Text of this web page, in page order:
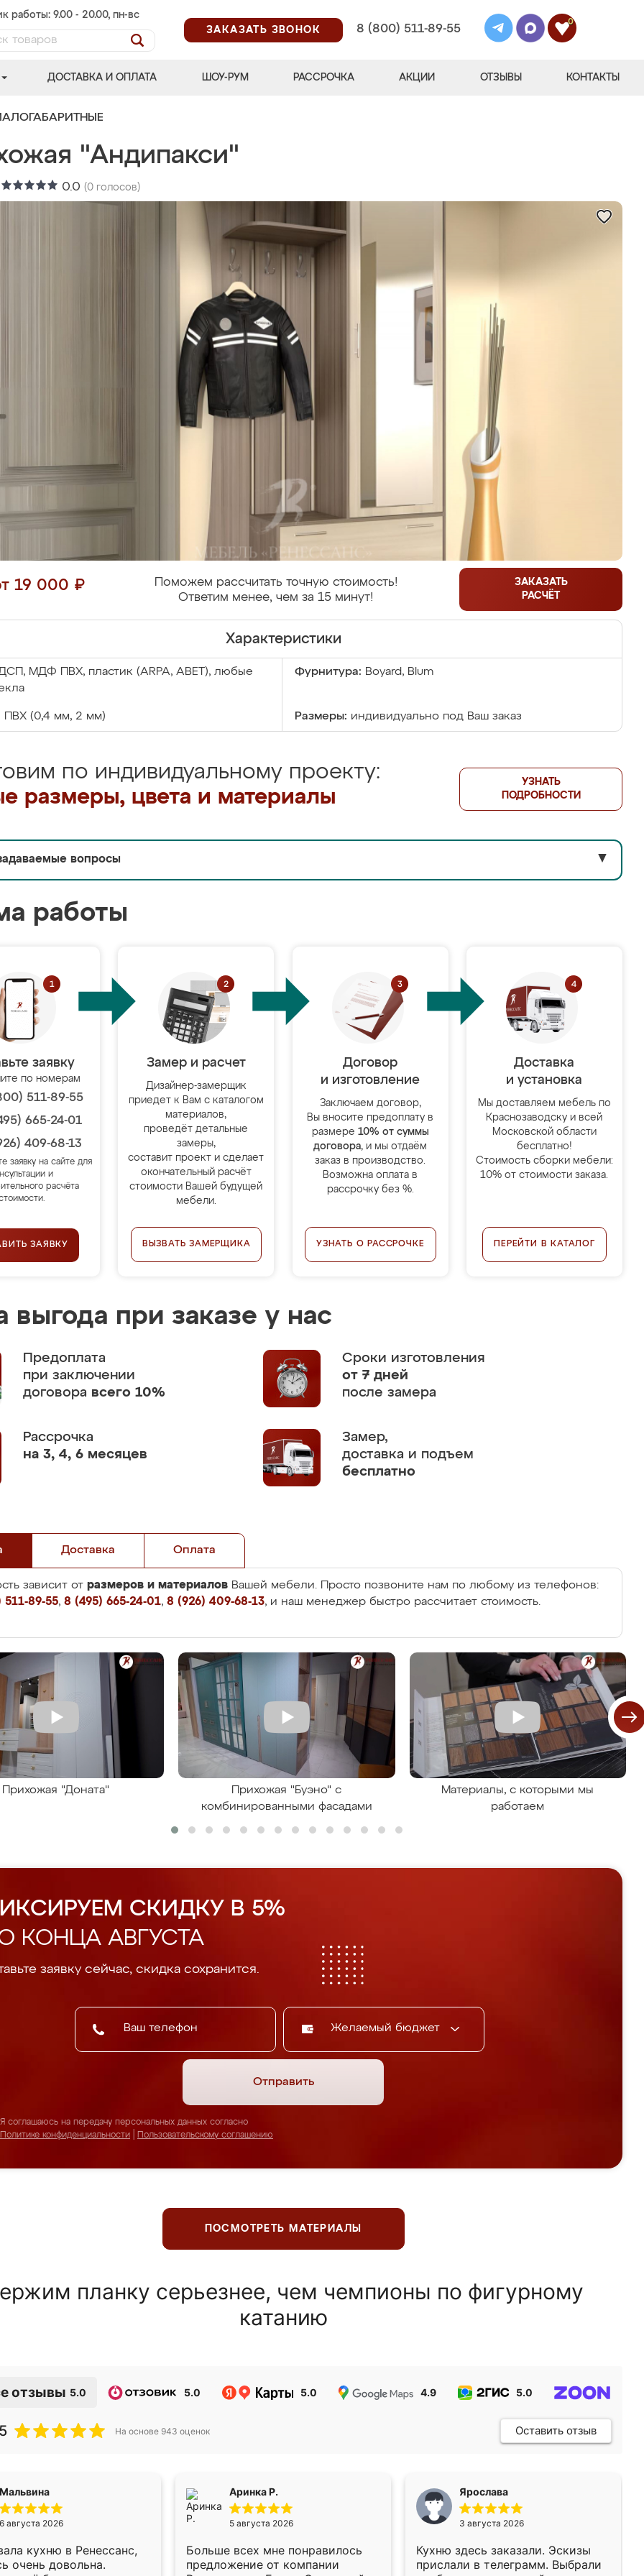
работы: 9.00 - 20.00, пн-вс
ЗАКАЗАТЬ ЗВОНОК
8 (800) 511-89-55
0
ДОСТАВКА И ОПЛАТА ШОУ-РУМ РАССРОЧКА АКЦИИ ОТЗЫВЫ КОНТАКТЫ
"Андипакси"
0.0 (0 голосов)
19 000 ₽
Поможем рассчитать точную стоимость!
Ответим менее, чем за 15 минут!
ЗАКАЗАТЬ
РАСЧЁТ
Характеристики
МДФ ПВХ, пластик (ARPA, ABET), любые
Фурнитура: Boyard, Blum
ПВХ (0,4 мм, 2 мм) Размеры: индивидуально под Ваш заказ
по индивидуальному проекту:
размеры, цвета и материалы
УЗНАТЬ
ПОДРОБНОСТИ
вопросы ▼
работы
заявку
по номерам
511-89-55
665-24-01
409-68-13
заявку на сайте для
и
расчёта
ЗАЯВКУ
Замер и расчет
Дизайнер-замерщик
приедет к Вам с каталогом
материалов,
проведёт детальные
замеры,
составит проект и сделает
окончательный расчёт
стоимости Вашей будущей
мебели.
ВЫЗВАТЬ ЗАМЕРЩИКА
Договор
и изготовление
Заключаем договор,
Вы вносите предоплату в
размере 10% от суммы
договора, и мы отдаём
заказ в производство.
Возможна оплата в
рассрочку без %.
УЗНАТЬ О РАССРОЧКЕ
Доставка
и установка
Мы доставляем мебель по
Краснозаводску и всей
Московской области
бесплатно!
Стоимость сборки мебели:
10% от стоимости заказа.
ПЕРЕЙТИ В КАТАЛОГ
выгода при заказе у нас
Предоплата
при заключении
договора всего 10%
Сроки изготовления
от 7 дней
после замера
Рассрочка
на 3, 4, 6 месяцев
Замер,
доставка и подъем
бесплатно
Доставка Оплата
зависит от размеров и материалов Вашей мебели. Просто позвоните нам по любому из телефонов:
89-55, 8 (495) 665-24-01, 8 (926) 409-68-13, и наш менеджер быстро рассчитает стоимость.
Прихожая "Доната"
Прихожая "Буэно" с
комбинированными фасадами
Материалы, с которыми мы
работаем
СКИДКУ В 5%
КОНЦА АВГУСТА
заявку сейчас, скидка сохранится.
Желаемый бюджет
Отправить
Я соглашаюсь на передачу персональных данных согласно
Политике конфиденциальности
Пользовательскому соглашению
ПОСМОТРЕТЬ МАТЕРИАЛЫ
планку серьезнее, чем чемпионы по фигурному
катанию
отзывы 5.0 5.0 5.0 4.9 5.0
На основе 943 оценок Оставить отзыв
Мальвина
6 августа 2026
кухню в Ренессанс,
очень довольна.
Аринка Р.
5 августа 2026
Больше всех мне понравилось
предложение от компании
Ярослава
3 августа 2026
Кухню здесь заказали. Эскизы
прислали в телеграмм. Выбрали